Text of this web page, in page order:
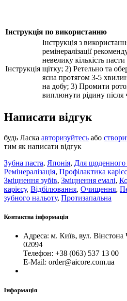
Інструкція по використанню
Інструкція
Інструкція з
ремінералізації
невелику кількість
щітку; 2) Ретельно та
ясна протягом 3-5
на добу; 3) Промити
виплюнути рідину після
Написати відгук
будь Ласка авторизуйтесь або
тим як написати відгук
Зубна паста, Японія, Для щоденного
Ремінералізація, Профілактика
Зміцнення зубів, Зміцнення емалі,
карієсу, Відбілювання, Очищення,
зубного нальоту, Протизапальна
Контактна інформація
Адреса: м. Київ, вул. Вінстона
02094
Телефон: +38 (063) 537 13 00
Е-Mail: order@aicore.com.ua
Інформація